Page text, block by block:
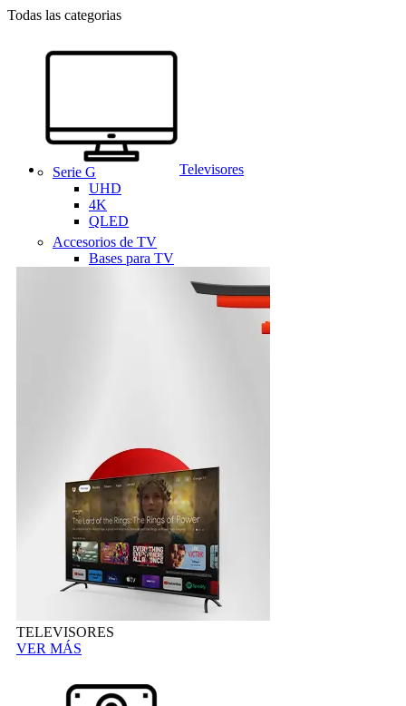
Todas las categorias
Televisores
Serie G
UHD
4K
QLED
Accesorios de TV
Bases para TV
TELEVISORES
VER MÁS